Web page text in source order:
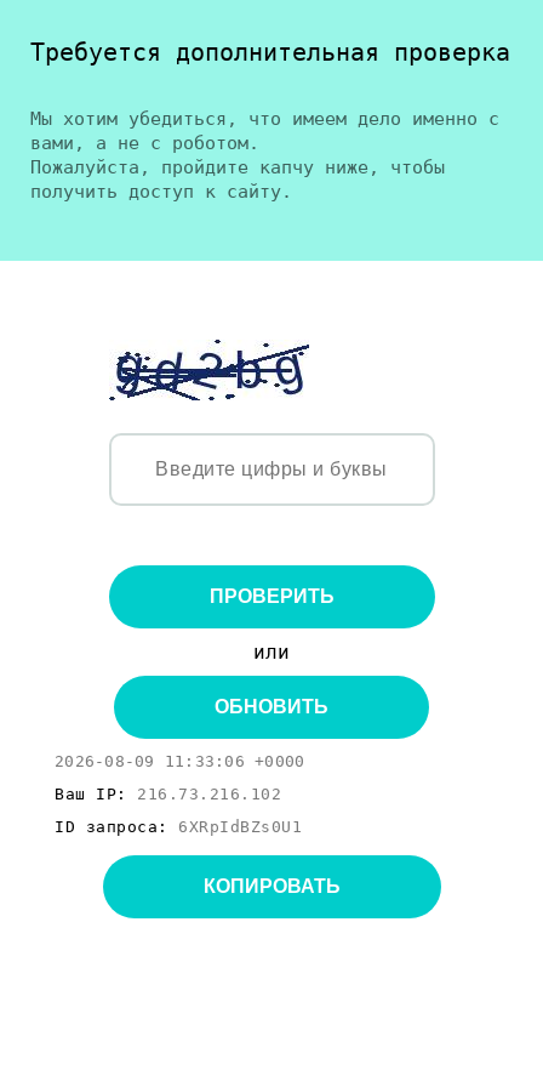
Требуется дополнительная проверка
Мы хотим убедиться, что имеем дело именно с
вами, а не с роботом.
Пожалуйста, пройдите капчу ниже, чтобы
получить доступ к сайту.
ПРОВЕРИТЬ
или
ОБНОВИТЬ
2026-08-09 11:33:06 +0000
Ваш IP: 216.73.216.102
ID запроса: 6XRpIdBZs0U1
КОПИРОВАТЬ